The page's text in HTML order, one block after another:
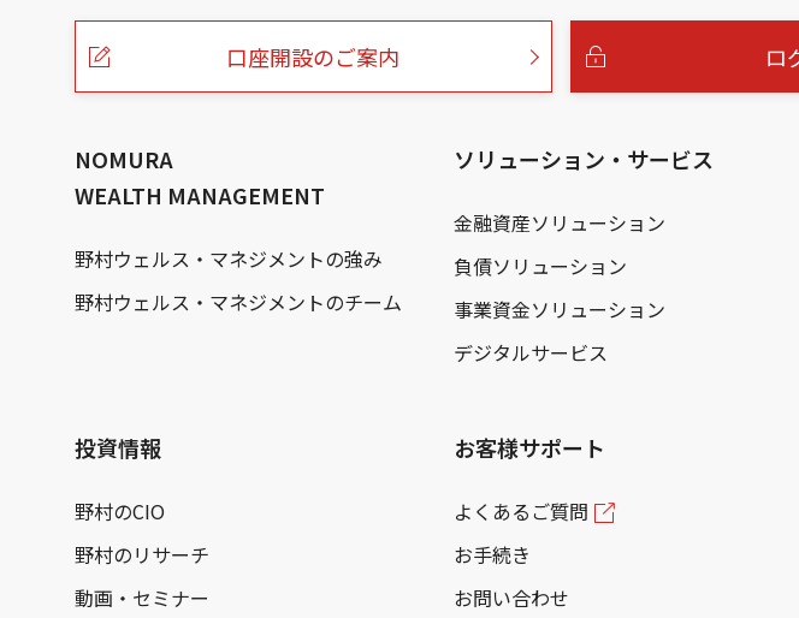
口座開設のご案内 ロ
NOMURA
WEALTH MANAGEMENT
野村ウェルス・マネジメントの強み
野村ウェルス・マネジメントのチーム
ソリューション・サービス
金融資産ソリューション
負債ソリューション
事業資金ソリューション
デジタルサービス
投資情報
野村のCIO
野村のリサーチ
動画・セミナー
お客様サポート
よくあるご質問
お手続き
お問い合わせ